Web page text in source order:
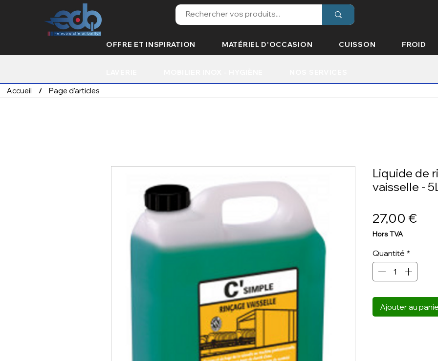
OFFRE ET INSPIRATION MATÉRIEL D'OCCASION CUISSON FROID
Accueil / Page d'articles
Liquide de
vaisselle -
27,00 €Prix
Hors TVA
Quantité *
Ajouter au